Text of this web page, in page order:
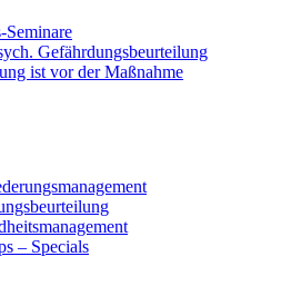
Seminare
Gefährdungsbeurteilung
ist vor der Maßnahme
– Specials